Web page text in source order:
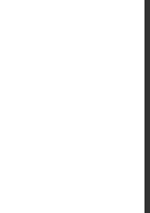
直火炙燒滿滿香氣
闆人稱咖啡界葉
肉湯包，現點現作
天候早午餐，餐
軟Q麻糬，有甜
．夏天就是要吃芒
槤雪花冰季節限定
味，美味蛋糕捲不能